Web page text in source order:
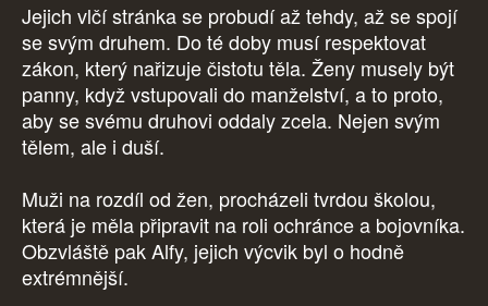
Jejich vlčí stránka se probudí až tehdy, až se spojí
se svým druhem. Do té doby musí respektovat
zákon, který nařizuje čistotu těla. Ženy musely být
panny, když vstupovali do manželství, a to proto,
aby se svému druhovi oddaly zcela. Nejen svým
tělem, ale i duší.
Muži na rozdíl od žen, procházeli tvrdou školou,
která je měla připravit na roli ochránce a bojovníka.
Obzvláště pak Alfy, jejich výcvik byl o hodně
extrémnější.